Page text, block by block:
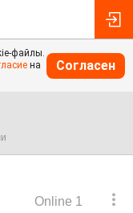
файлы.
на
Согласен
Online 1